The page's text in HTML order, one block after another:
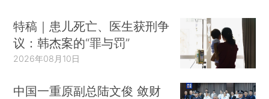
特稿｜患儿死亡、医生获刑争
议：韩杰案的“罪与罚”
2026年08月10日
中国一重原副总陆文俊 敛财